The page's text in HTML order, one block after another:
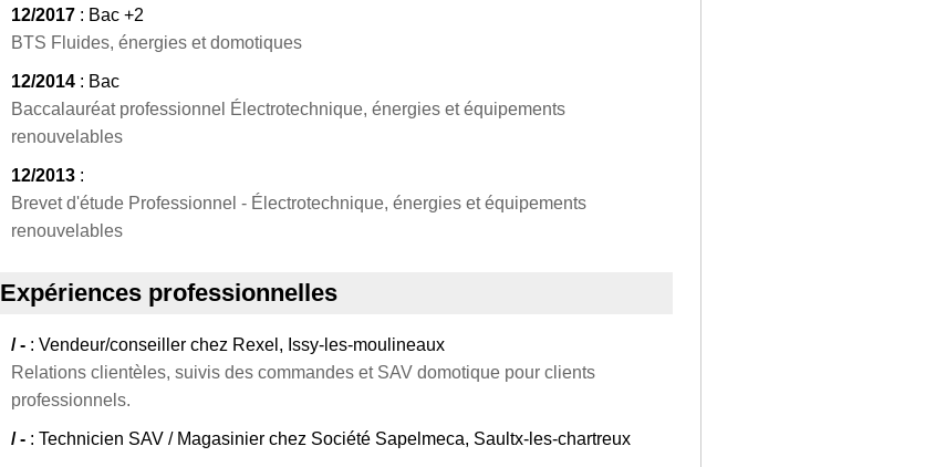
12/2017 : Bac +2
BTS Fluides, énergies et domotiques
12/2014 : Bac
Baccalauréat professionnel Électrotechnique, énergies et équipements
renouvelables
12/2013 :
Brevet d'étude Professionnel - Électrotechnique, énergies et équipements
renouvelables
Expériences professionnelles
/ - : Vendeur/conseiller chez Rexel, Issy-les-moulineaux
Relations clientèles, suivis des commandes et SAV domotique pour clients
professionnels.
/ - : Technicien SAV / Magasinier chez Société Sapelmeca, Saultx-les-chartreux